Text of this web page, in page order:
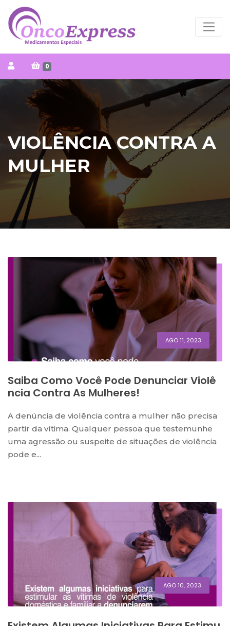
0
VIOLÊNCIA CONTRA A
MULHER
AGO 11, 2023
Saiba Como Você Pode Denunciar Violê
Ncia Contra As Mulheres!
A denúncia de violência contra a mulher não precisa
partir da vítima. Qualquer pessoa que testemunhe
uma agressão ou suspeite de situações de violência
pode e...
AGO 10, 2023